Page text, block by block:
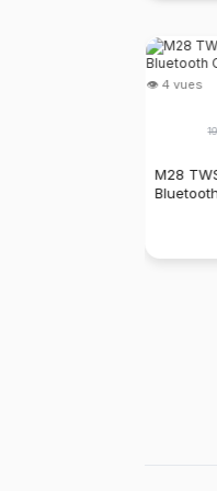
👁 4 vues
M28